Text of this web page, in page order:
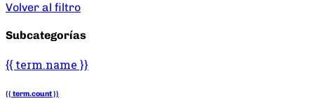
Volver al filtro
Subcategorías
{{ term.name }}
{{ term.count }}